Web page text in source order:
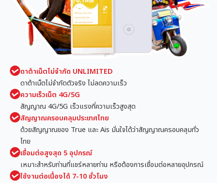
ดาต้าเน็ตไม่จำกัด UNLIMITED
ดาต้าเน็ตไม่จำกัดตัวจริง ไม่ลดความเร็ว
ความเร็วเน็ต 4G/5G
สัญญาณ 4G/5G เร็วแรงที่ความเร็วสูงสุด
สัญญาณครอบคลุมประเทศไทย
ด้วยสัญญาณของ True และ Ais มั่นใจได้ว่าสัญญาณครอบคลุมทั่ว
ไทย
เชื่อมต่อสูงสุด 5 อุปกรณ์
เหมาะสำหรับท่านที่แชร์หลายท่าน หรือต้องการเชื่อมต่อหลายอุปกรณ์
ใช้งานต่อเนื่องได้ 7-10 ชั่วโมง